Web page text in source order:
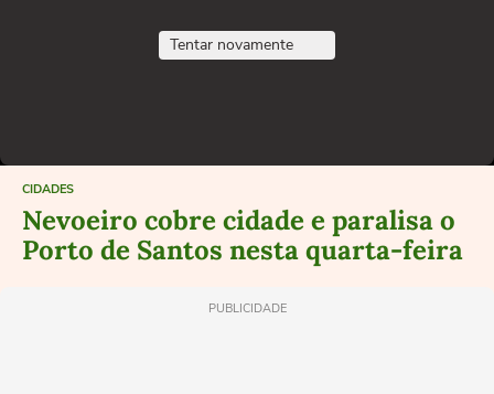
Tentar novamente
CIDADES
Nevoeiro cobre cidade e paralisa o
Porto de Santos nesta quarta-feira
PUBLICIDADE